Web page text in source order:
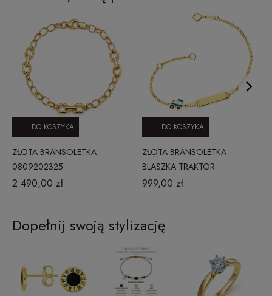
ZŁOTA BRANSOLETKA
0809202325
2 490,00 zł
DO KOSZYKA
ZŁOTA BRANSOLETKA
BLASZKA TRAKTOR
999,00 zł
DO KOSZYKA
Dopełnij swoją stylizację